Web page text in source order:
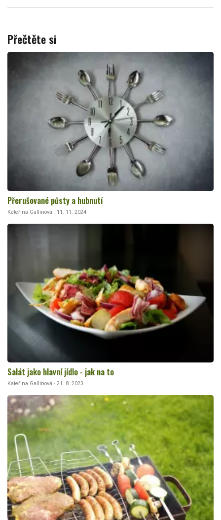
Přečtěte si
Přerušované půsty a hubnutí
Kateřina Gallinová · 11. 11. 2024
Salát jako hlavní jídlo - jak na to
Kateřina Gallinová · 21. 8. 2023